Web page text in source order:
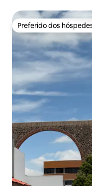
Preferido dos
Preferido dos